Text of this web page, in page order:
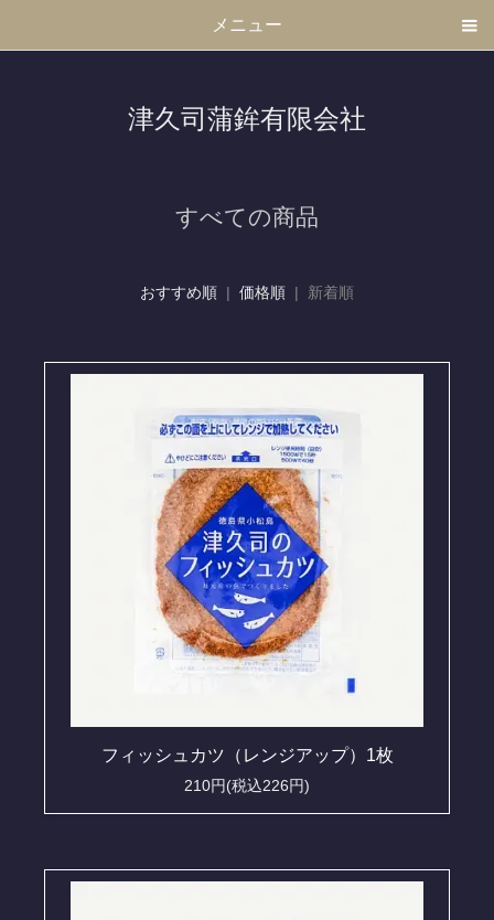
メニュー
津久司蒲鉾有限会社
すべての商品
おすすめ順 | 価格順 | 新着順
フィッシュカツ（レンジアップ）1枚
210円(税込226円)